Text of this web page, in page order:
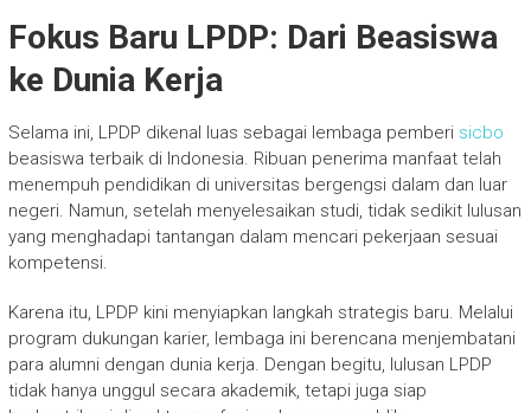
Fokus Baru LPDP: Dari Beasiswa
ke Dunia Kerja
Selama ini, LPDP dikenal luas sebagai lembaga pemberi sicbo
beasiswa terbaik di Indonesia. Ribuan penerima manfaat telah
menempuh pendidikan di universitas bergengsi dalam dan luar
negeri. Namun, setelah menyelesaikan studi, tidak sedikit lulusan
yang menghadapi tantangan dalam mencari pekerjaan sesuai
kompetensi.
Karena itu, LPDP kini menyiapkan langkah strategis baru. Melalui
program dukungan karier, lembaga ini berencana menjembatani
para alumni dengan dunia kerja. Dengan begitu, lulusan LPDP
tidak hanya unggul secara akademik, tetapi juga siap